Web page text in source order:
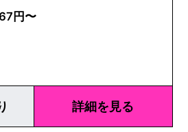
円〜
詳細を見る